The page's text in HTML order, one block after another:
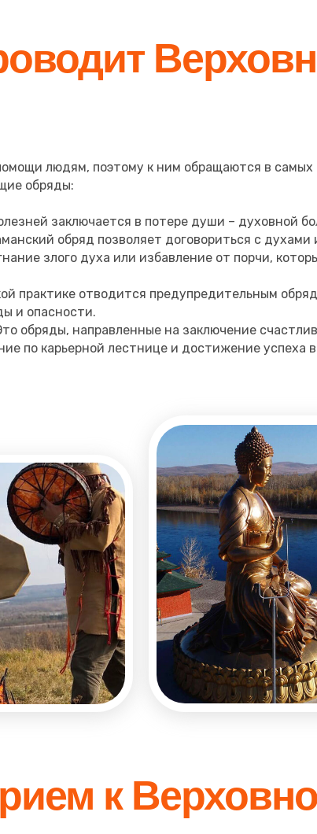
людям, поэтому к ним обращаются в
обряды:
заключается в потере души – духовной
обряд позволяет договориться с духами
злого духа или избавление от порчи,
практике отводится предупредительным
и опасности.
обряды, направленные на заключение
по карьерной лестнице и достижение успеха
к